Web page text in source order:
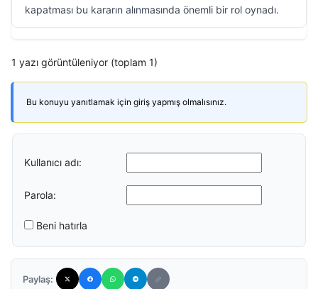
kapatması bu kararın alınmasında önemli bir rol oynadı.
1 yazı görüntüleniyor (toplam 1)
Bu konuyu yanıtlamak için giriş yapmış olmalısınız.
Kullanıcı adı:
Parola:
Beni hatırla
Paylaş: